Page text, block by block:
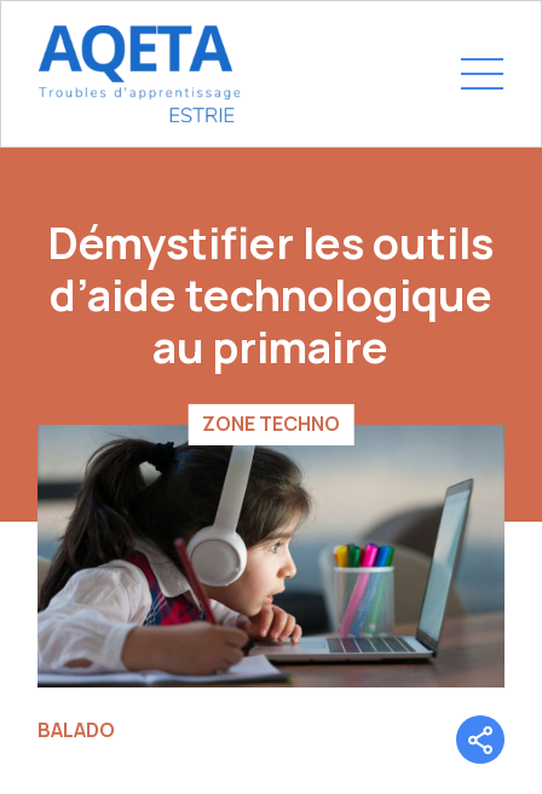
Démystifier les outils
d’aide technologique
au primaire
ZONE TECHNO
BALADO